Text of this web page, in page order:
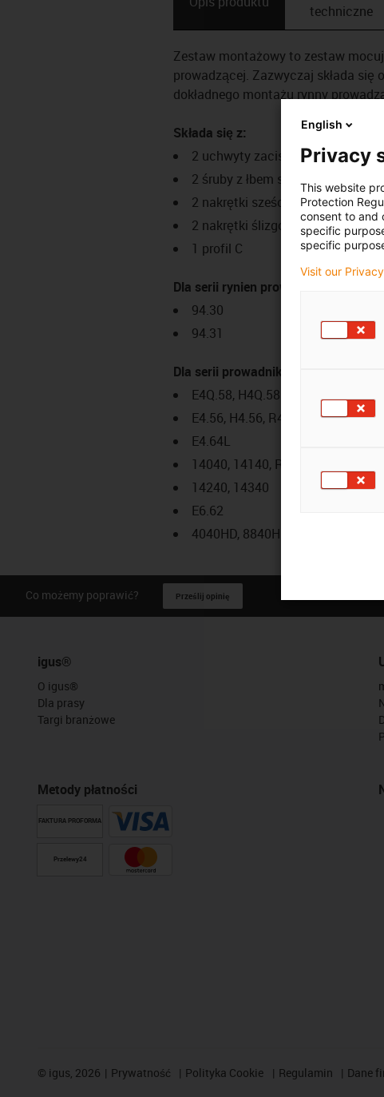
techniczne
Zestaw montażowy to zestaw
prowadzącej. Zazwyczaj składa
dokładnego montażu rynny
Składa się z:
2 uchwyty zaciskowe
2 śruby z łbem stożkowym
2 nakrętki sześciokątne
2 nakrętki ślizgowe
1 profil C
Dla serii rynien prowadzących:
94.30
94.31
Dla serii prowadników kablowych:
E4Q.58, H4Q.58
E4.56, H4.56, R4.56
E4.64L
14040, 14140, R18840
14240, 14340
E6.62
4040HD, 8840HD
Co możemy poprawić? Prześlij opinię
igus®
O igus®
Dla prasy
Targi branżowe
Metody płatności
FAKTURA PROFORMA
Przelewy24
© igus, 2026 Prywatność Polityka Cookie Regulamin Dane
English
Privacy
This website
Protection
consent to and
specific
specific
Visit our